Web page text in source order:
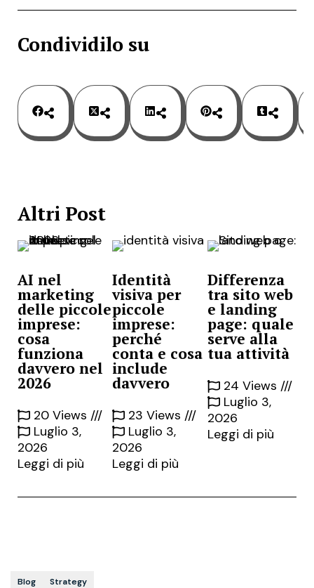
Condividilo su
Altri Post
AI nel
marketing
delle piccole
imprese:
cosa
funziona
davvero nel
2026
20 Views
Luglio 3,
2026
Leggi di più
Identità
visiva per
piccole
imprese:
perché
conta e cosa
include
davvero
23 Views
Luglio 3,
2026
Leggi di più
Differenza
tra sito web
e landing
page: quale
serve alla
tua attività
24 Views
Luglio 3,
2026
Leggi di più
Blog Strategy